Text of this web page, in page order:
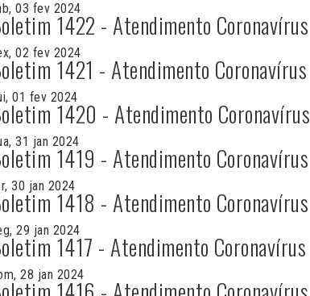
03 fev 2024
1422 - Atendimento Coronavírus
02 fev 2024
1421 - Atendimento Coronavírus
01 fev 2024
1420 - Atendimento Coronavírus
31 jan 2024
1419 - Atendimento Coronavírus
30 jan 2024
1418 - Atendimento Coronavírus
29 jan 2024
1417 - Atendimento Coronavírus
28 jan 2024